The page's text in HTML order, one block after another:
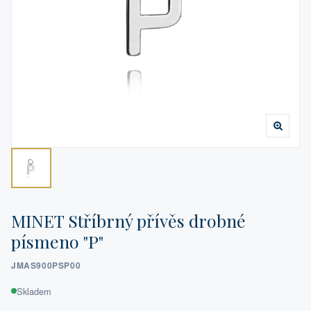
MINET Stříbrný přívěs drobné
písmeno "P"
JMAS900PSP00
Skladem